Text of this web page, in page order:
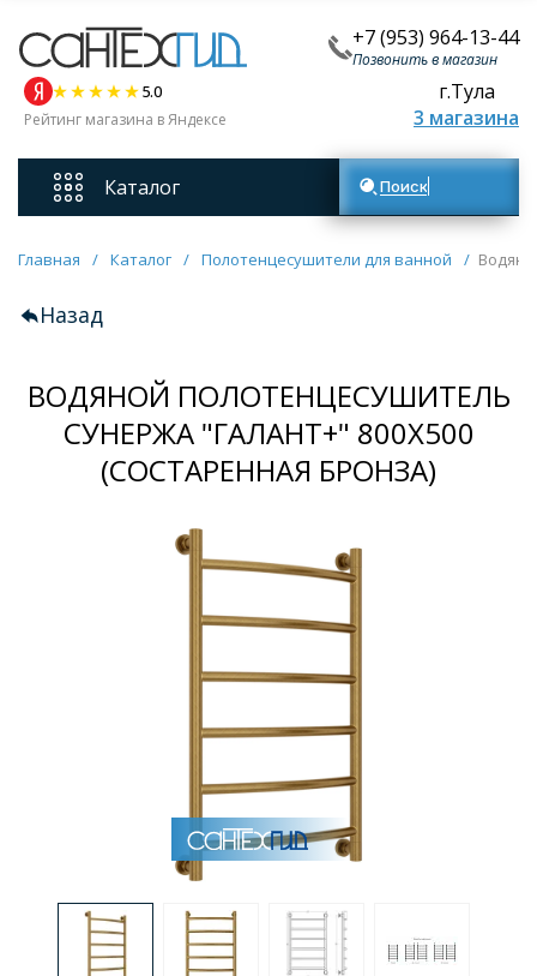
+7 (953) 964-13-44
Позвонить в магазин
5.0
Рейтинг магазина в Яндексе
г.Тула
3 магазина
Каталог
Смесители
Унитазы
Мебель для ванных комнат
Ванны
Кухонные мойки
Душевые кабины
Полотенцесушители
Аксессуары для ванных комнат
Душевые поддоны
Поиск товаров
Главная / Каталог / Полотенцесушители для ванной /
Назад
ВОДЯНОЙ ПОЛОТЕНЦЕСУШИТЕЛЬ
СУНЕРЖА "ГАЛАНТ+" 800Х500
(СОСТАРЕННАЯ БРОНЗА)